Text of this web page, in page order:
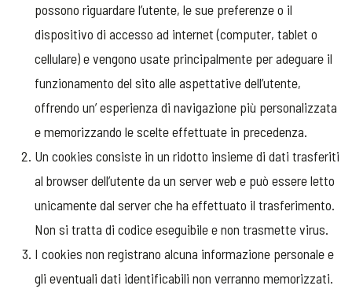
possono riguardare l’utente, le sue preferenze o il
dispositivo di accesso ad internet (computer, tablet o
cellulare) e vengono usate principalmente per adeguare il
funzionamento del sito alle aspettative dell’utente,
offrendo un’ esperienza di navigazione più personalizzata
e memorizzando le scelte effettuate in precedenza.
Un cookies consiste in un ridotto insieme di dati trasferiti
al browser dell’utente da un server web e può essere letto
unicamente dal server che ha effettuato il trasferimento.
Non si tratta di codice eseguibile e non trasmette virus.
I cookies non registrano alcuna informazione personale e
gli eventuali dati identificabili non verranno memorizzati.